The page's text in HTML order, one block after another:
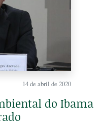
14 de abril de 2020
do Ibama